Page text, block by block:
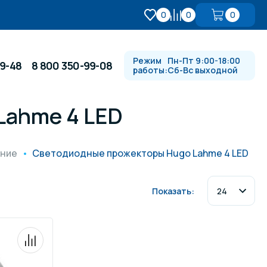
0 0 0
Водопады, водяные пушки и
48 8 800 350-99-08
Режим
работы:
Пн-Пт 9:00-18:00
Сб-Вс выходной
4 LED
Светодиодные прожекторы Hugo Lahme 4 LED
Показать: